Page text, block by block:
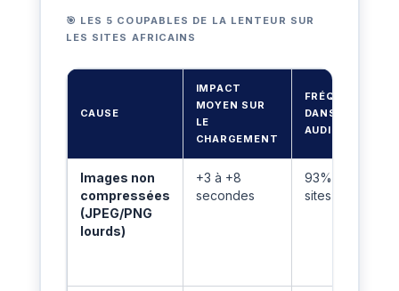
🎯 LES 5 COUPABLES DE LA LENTEUR SUR
LES SITES AFRICAINS
CAUSE
IMPACT
MOYEN SUR
LE
CHARGEMENT
FRÉQUENCE
DANS NOS
AUDITS
Images non
compressées
(JPEG/PNG
lourds)
+3 à +8
secondes
93% des
sites